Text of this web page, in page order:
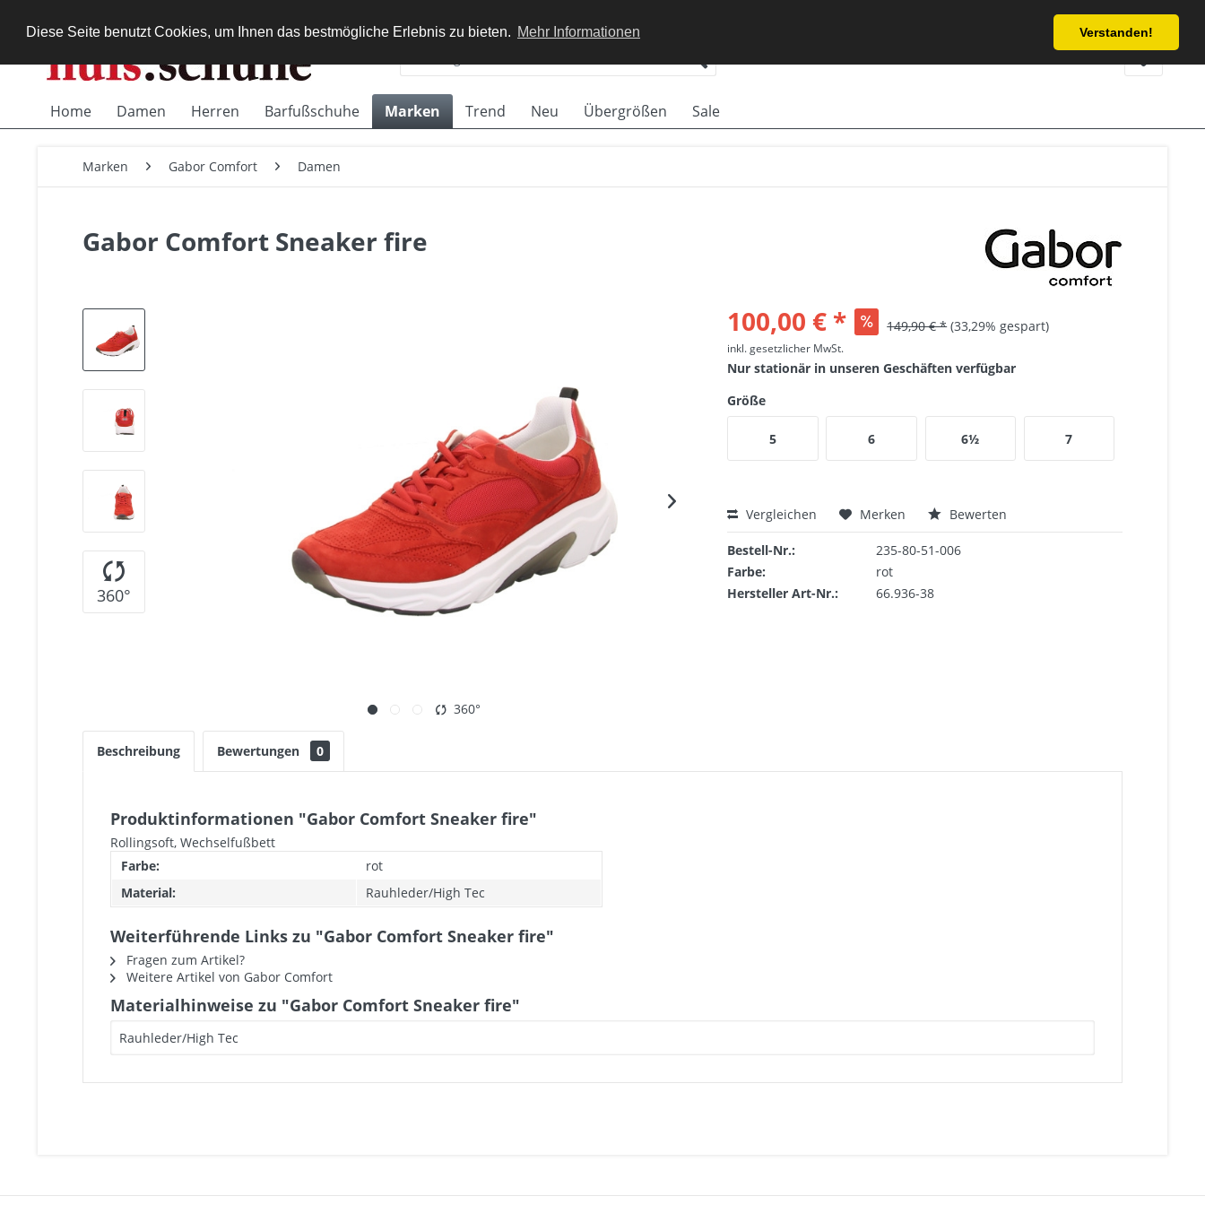
Diese Seite benutzt Cookies, um Ihnen das bestmögliche Erlebnis zu bieten. Mehr Informationen Verstanden!
Service/Hilfe
Home Damen Herren Barfußschuhe Marken Trend Neu Übergrößen Sale
Marken Gabor Comfort Damen
Gabor Comfort Sneaker fire
360°
360°
100,00 € * 149,90 € * (33,29% gespart)
inkl. gesetzlicher MwSt.
Nur stationär in unseren Geschäften verfügbar
Größe
5 6 6½ 7
Vergleichen Merken Bewerten
Bestell-Nr.:
235-80-51-006
Farbe:
rot
Hersteller Art-Nr.:
66.936-38
Beschreibung Bewertungen 0
Produktinformationen "Gabor Comfort Sneaker fire"
Rollingsoft, Wechselfußbett
Farbe:
rot
Material:
Rauhleder/High Tec
Weiterführende Links zu "Gabor Comfort Sneaker fire"
Fragen zum Artikel?
Weitere Artikel von Gabor Comfort
Materialhinweise zu "Gabor Comfort Sneaker fire"
Rauhleder/High Tec